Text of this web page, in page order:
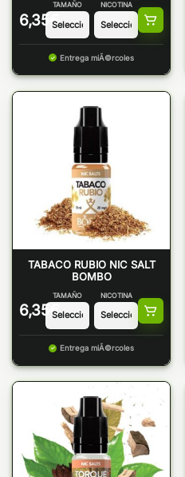
6,35 €
TAMAÑO NICOTINA
Entrega miÃ©rcoles
TABACO RUBIO NIC SALT
BOMBO
6,35 €
TAMAÑO NICOTINA
Entrega miÃ©rcoles